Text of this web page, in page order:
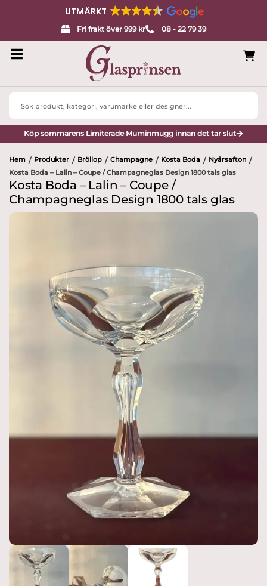
UTMÄRKT
Fri frakt över 999 kr 08 - 22 79 39
Search
Köp sommarens Limiterade Muminmugg innan det tar slut
Hem / Produkter / Bröllop / Champagne / Kosta Boda / Nyårsafton /
Kosta Boda – Lalin – Coupe / Champagneglas Design 1800 tals glas
Kosta Boda – Lalin – Coupe /
Champagneglas Design 1800 tals glas